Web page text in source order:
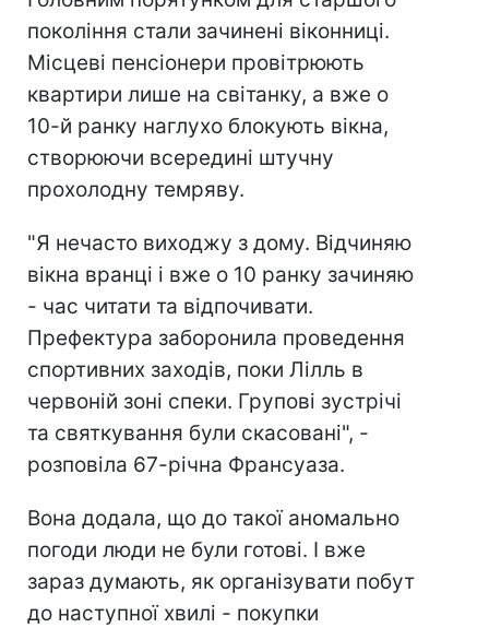
покоління стали зачинені віконниці.
Місцеві пенсіонери провітрюють
квартири лише на світанку, а вже о
10-й ранку наглухо блокують вікна,
створюючи всередині штучну
прохолодну темряву.
"Я нечасто виходжу з дому. Відчиняю
вікна вранці і вже о 10 ранку зачиняю
- час читати та відпочивати.
Префектура заборонила проведення
спортивних заходів, поки Лілль в
червоній зоні спеки. Групові зустрічі
та святкування були скасовані", -
розповіла 67-річна Франсуаза.
Вона додала, що до такої аномально
погоди люди не були готові. І вже
зараз думають, як організувати побут
до наступної хвилі - покупки